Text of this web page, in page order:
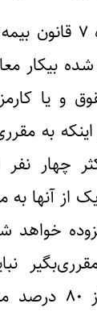
مطابق بند ب ماده
و یا
به
چهار نفر
خواهد
دستمزد کمتر